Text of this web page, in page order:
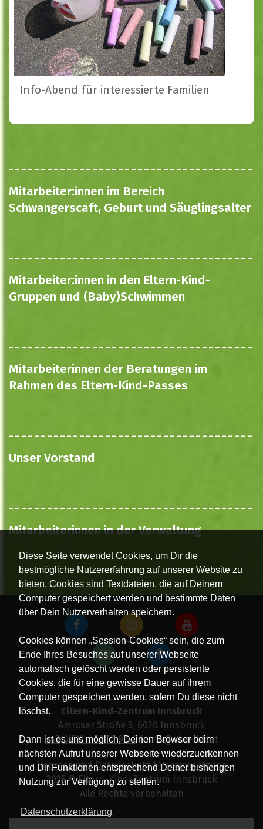
Diese Seite verwendet Cookies, um Dir die
bestmögliche Nutzererfahrung auf unserer Website zu
bieten. Cookies sind Textdateien, die auf Deinem
Computer gespeichert werden und bestimmte Daten
über Dein Nutzerverhalten speichern.
Cookies können „Session-Cookies“ sein, die zum
Ende Ihres Besuches auf unserer Webseite
automatisch gelöscht werden oder persistente
Cookies, die für eine gewisse Dauer auf ihrem
Computer gespeichert werden, sofern Du diese nicht
löschst.
Dann ist es uns möglich, Deinen Browser beim
nächsten Aufruf unserer Webseite wiederzuerkennen
und Dir Funktionen entsprechend Deiner bisherigen
Nutzung zur Verfügung zu stellen.
Datenschutzerklärung
Info-Abend für interessierte Familien
Mitarbeiter:innen im Bereich
Schwangerscaft, Geburt und Säuglingsalter
Mitarbeiter:innen in den Eltern-Kind-
Gruppen und (Baby)Schwimmen
Mitarbeiterinnen der Beratungen im
Rahmen des Eltern-Kind-Passes
Unser Vorstand
Mitarbeiterinnen in der Verwaltung
Eltern-Kind-Zentrum Innsbruck
Amraser Straße 5, 6020 Innsbruck
+43(0)512 / 58 19 97-0| info@ekiz-ibk.at
Impressum|Datenschutz|Vereinssatzung
2025 © Eltern-Kind-Zentrum Innsbruck
Alle Rechte vorbehalten